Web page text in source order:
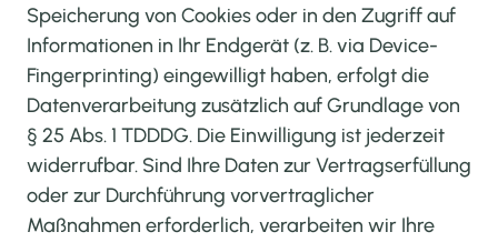
Speicherung von Cookies oder in den Zugriff auf
Informationen in Ihr Endgerät (z. B. via Device-
Fingerprinting) eingewilligt haben, erfolgt die
Datenverarbeitung zusätzlich auf Grundlage von
§ 25 Abs. 1 TDDDG. Die Einwilligung ist jederzeit
widerrufbar. Sind Ihre Daten zur Vertragserfüllung
oder zur Durchführung vorvertraglicher
Maßnahmen erforderlich, verarbeiten wir Ihre